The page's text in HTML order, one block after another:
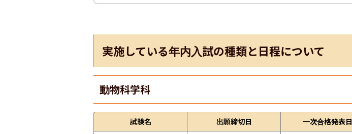
実施している年内入試の種類と日程について
動物科学科
試験名 出願締切日 一次合格発表日